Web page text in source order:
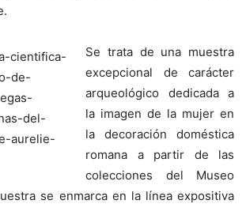
Se trata de una muestra
excepcional de carácter
arqueológico dedicada a
la imagen de la mujer en
la decoración doméstica
romana a partir de las
colecciones del Museo
se enmarca en la línea expositiva